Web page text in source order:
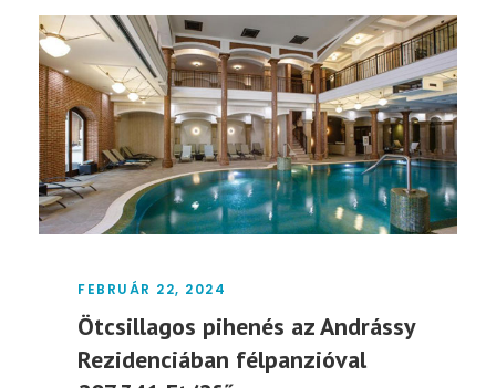
FEBRUÁR 22, 2024
Ötcsillagos pihenés az Andrássy
Rezidenciában félpanzióval